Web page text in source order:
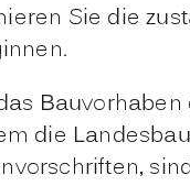
Sie die
die